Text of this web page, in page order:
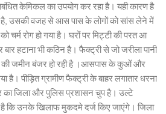
केमिकल का उपयोग कर रहा है। यही कारण है
उसकी वजह से आस पास के लोगों को सांस लेने में
चर्म रोग हो गया है। घरों पर मिट्टी की परत आ
बार हटाना भी कठिन है। फैक्ट्री से जो जरीला पानी
जमीन बंजर हो रही है ।आसपास के कुओं और
है। पीड़ित ग्रामीण फैक्ट्री के बाहर लगातार धरना
का जिला और पुलिस प्रशासन चुप है। उल्टे
है कि उनके खिलाफ मुकदमे दर्ज किए जाएंगे। जिला